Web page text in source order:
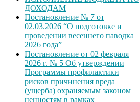
ДОХОДАМ
Постановление № 7 от
02.03.2026 “О подготовке и
проведении весеннего паводка
2026 года”
Постановление от 02 февраля
2026 г. № 5 Об утверждении
Программы профилактики
рисков причинения вреда
(ущерба) охраняемым законом
ценностям в рамках